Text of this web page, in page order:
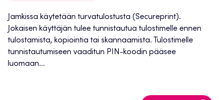
Jamkissa käytetään turvatulostusta (Secureprint).
Jokaisen käyttäjän tulee tunnistautua tulostimelle ennen
tulostamista, kopiointia tai skannaamista. Tulostimelle
tunnistautumiseen vaaditun PIN-koodin pääsee
luomaan...